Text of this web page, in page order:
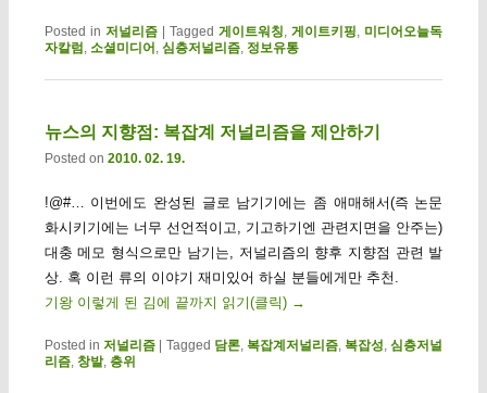
Posted in 저널리즘 |Tagged 게이트워칭,게이트키핑, 미디어오늘독
자칼럼 , 소셜미디어 , 심층저널리즘, 정보유통
뉴스의 지향점: 복잡계 저널리즘을 제안하기
Posted on 2010. 02. 19.
!@#… 이번에도 완성된 글로 남기기에는 좀 애매해서(즉 논문
화시키기에는 너무 선언적이고, 기고하기엔 관련지면을 안주는)
대충 메모 형식으로만 남기는, 저널리즘의 향후 지향점 관련 발
상. 혹 이런 류의 이야기 재미있어 하실 분들에게만 추천.
기왕 이렇게 된 김에 끝까지 읽기(클릭) →
Posted in 저널리즘 Tagged 담론, 복잡계저널리즘,복잡성,심층저널
리즘, 창발, 층위